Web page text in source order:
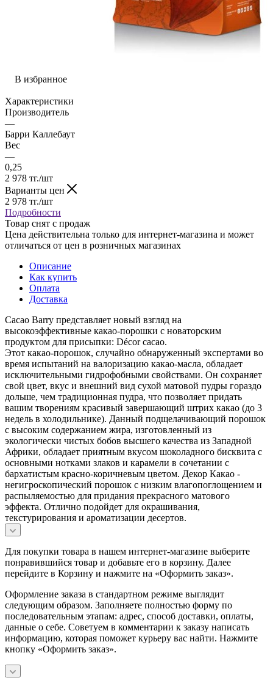
В избранное
Характеристики
Производитель
—
Барри Каллебаут
Вес
—
0,25
2 978 тг./шт
Варианты цен
2 978 тг./шт
Подробности
Товар снят с продаж
Цена действительна только для интернет-магазина и может
отличаться от цен в розничных магазинах
Описание
Как купить
Оплата
Доставка
Cacao Barry представляет новый взгляд на
высокоэффективные какао-порошки с новаторским
продуктом для присыпки: Décor cacao.
Этот какао-порошок, случайно обнаруженный экспертами во
время испытаний на валоризацию какао-масла, обладает
исключительными гидрофобными свойствами. Он сохраняет
свой цвет, вкус и внешний вид сухой матовой пудры гораздо
дольше, чем традиционная пудра, что позволяет придать
вашим творениям красивый завершающий штрих какао (до 3
недель в холодильнике). Данный подщелачивающий порошок
с высоким содержанием жира, изготовленный из
экологически чистых бобов высшего качества из Западной
Африки, обладает приятным вкусом шоколадного бисквита с
основными нотками злаков и карамели в сочетании с
бархатистым красно-коричневым цветом. Декор Какао -
негигроскопический порошок с низким влагопоглощением и
распыляемостью для придания прекрасного матового
эффекта. Отлично подойдет для окрашивания,
текстурирования и ароматизации десертов.
Для покупки товара в нашем интернет-магазине выберите
понравившийся товар и добавьте его в корзину. Далее
перейдите в Корзину и нажмите на «Оформить заказ».
Оформление заказа в стандартном режиме выглядит
следующим образом. Заполняете полностью форму по
последовательным этапам: адрес, способ доставки, оплаты,
данные о себе. Советуем в комментарии к заказу написать
информацию, которая поможет курьеру вас найти. Нажмите
кнопку «Оформить заказ».